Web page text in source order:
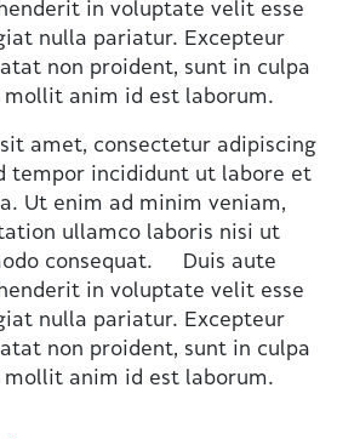
in voluptate velit esse
nulla pariatur. Excepteur
non proident, sunt in culpa
mollit anim id est laborum.
amet, consectetur adipiscing
tempor incididunt ut labore et
Ut enim ad minim veniam,
ullamco laboris nisi ut
consequat. Duis aute
in voluptate velit esse
nulla pariatur. Excepteur
non proident, sunt in culpa
mollit anim id est laborum.